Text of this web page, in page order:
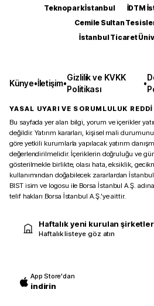
Teknopark İstanbul
İDTM
Cemile Sultan
İstanbul Ticaret
Künye•İletişim•
Gizlilik ve KVKK
Politikası
•
YASAL UYARI VE SORUMLULUK REDDİ
Bu sayfada yer alan bilgi, yorum ve içerikler
değildir. Yatırım kararları, kişisel mali
göre yetkili kurumlarla yapılacak yatırım
değerlendirilmelidir. İçeriklerin doğruluğu ve
gösterilmekle birlikte, olası hata, eksiklik,
kullanımından doğabilecek zararlardan
BIST isim ve logosu ile Borsa İstanbul A.Ş.
telif hakları Borsa İstanbul A.Ş.’ye aittir.
Haftalık yeni kurulan şirketler
Haftalık listeye göz atın
App Store'dan
indirin